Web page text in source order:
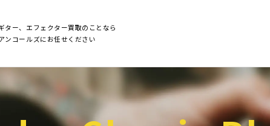
ター、エフェクター買取のことなら
ンコールズにお任せください